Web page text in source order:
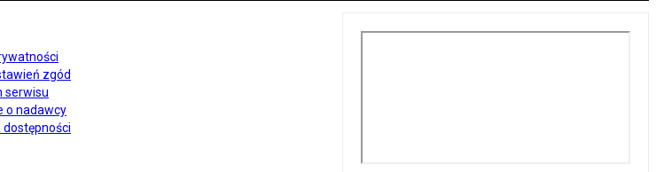
zgód
serwisu
o nadawcy
dostępności